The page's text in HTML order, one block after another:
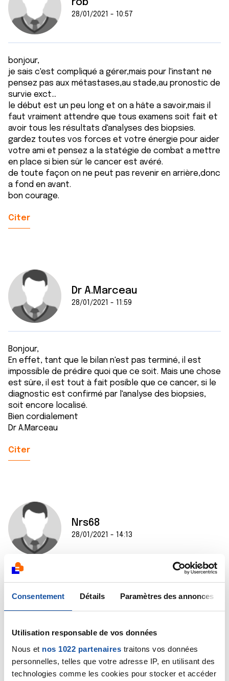
Consentement Détails Paramètres des annonces
Utilisation responsable de vos données
Nous et nos 1022 partenaires traitons vos données
personnelles, telles que votre adresse IP, en utilisant des
technologies comme les cookies pour stocker et accéder
rob
28/01/2021 - 10:57
bonjour,
je sais c'est compliqué a gérer,mais pour l'instant ne
pensez pas aux métastases,au stade,au pronostic de
survie exct...
le début est un peu long et on a hâte a savoir,mais il
faut vraiment attendre que tous examens soit fait et
avoir tous les résultats d'analyses des biopsies.
gardez toutes vos forces et votre énergie pour aider
votre ami et pensez a la statégie de combat a mettre
en place si bien sûr le cancer est avéré.
de toute façon on ne peut pas revenir en arrière,donc
a fond en avant.
bon courage.
Citer
Dr A.Marceau
28/01/2021 - 11:59
Bonjour,
En effet, tant que le bilan n'est pas terminé, il est
impossible de prédire quoi que ce soit. Mais une chose
est sûre, il est tout à fait posible que ce cancer, si le
diagnostic est confirmé par l'analyse des biopsies,
soit encore localisé.
Bien cordialement
Dr A.Marceau
Citer
Nrs68
28/01/2021 - 14:13
Merci du fond du cœur pour vos messages de
soutien.